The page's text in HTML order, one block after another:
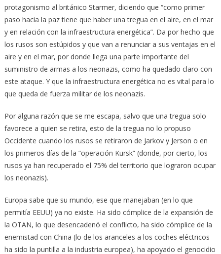
protagonismo al británico Starmer, diciendo que “como primer
paso hacia la paz tiene que haber una tregua en el aire, en el mar
y en relación con la infraestructura energética”. Da por hecho que
los rusos son estúpidos y que van a renunciar a sus ventajas en el
aire y en el mar, por donde llega una parte importante del
suministro de armas a los neonazis, como ha quedado claro con
este ataque. Y que la infraestructura energética no es vital para lo
que queda de fuerza militar de los neonazis.
Por alguna razón que se me escapa, salvo que una tregua solo
favorece a quien se retira, esto de la tregua no lo propuso
Occidente cuando los rusos se retiraron de Jarkov y Jerson o en
los primeros días de la “operación Kursk” (donde, por cierto, los
rusos ya han recuperado el 75% del territorio que lograron ocupar
los neonazis).
Europa sabe que su mundo, ese que manejaban (en lo que
permitía EEUU) ya no existe. Ha sido cómplice de la expansión de
la OTAN, lo que desencadenó el conflicto, ha sido cómplice de la
enemistad con China (lo de los aranceles a los coches eléctricos
ha sido la puntilla a la industria europea), ha apoyado el genocidio